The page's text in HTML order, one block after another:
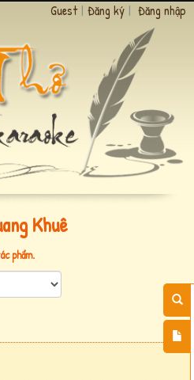
Guest | Đăng ký | Đăng nhập
Khuê
phẩm.